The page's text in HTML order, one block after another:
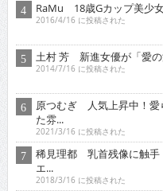
RaMu 18歳Gカップ美少
2016/4/16 に投稿された
土村 芳 新進女優が「愛
2014/7/16 に投稿された
原つむぎ 人気上昇中！愛
た雰...
2021/3/16 に投稿された
稀見理都 乳首残像に触
エ...
2018/3/16 に投稿された